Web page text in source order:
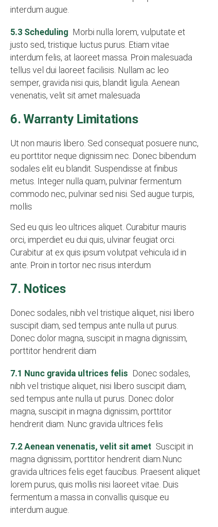
interdum augue.
5.3 Scheduling Morbi nulla lorem, vulputate et
justo sed, tristique luctus purus. Etiam vitae
interdum felis, at laoreet massa. Proin malesuada
tellus vel dui laoreet facilisis. Nullam ac leo
semper, gravida nisi quis, blandit ligula. Aenean
venenatis, velit sit amet malesuada
6. Warranty Limitations
Ut non mauris libero. Sed consequat posuere nunc,
eu porttitor neque dignissim nec. Donec bibendum
sodales elit eu blandit. Suspendisse at finibus
metus. Integer nulla quam, pulvinar fermentum
commodo nec, pulvinar sed nisi. Sed augue turpis,
mollis
Sed eu quis leo ultrices aliquet. Curabitur mauris
orci, imperdiet eu dui quis, ulvinar feugiat orci.
Curabitur at ex quis ipsum volutpat vehicula id in
ante. Proin in tortor nec risus interdum
7. Notices
Donec sodales, nibh vel tristique aliquet, nisi libero
suscipit diam, sed tempus ante nulla ut purus.
Donec dolor magna, suscipit in magna dignissim,
porttitor hendrerit diam
7.1 Nunc gravida ultrices felis
Donec sodales,
nibh vel tristique aliquet, nisi libero suscipit diam,
sed tempus ante nulla ut purus. Donec dolor
magna, suscipit in magna dignissim, porttitor
hendrerit diam. Nunc gravida ultrices felis
7.2 Aenean venenatis, velit sit amet Suscipit in
magna dignissim, porttitor hendrerit diam.Nunc
gravida ultrices felis eget faucibus. Praesent aliquet
lorem purus, quis mollis nisi laoreet vitae. Duis
fermentum a massa in convallis quisque eu
interdum augue.